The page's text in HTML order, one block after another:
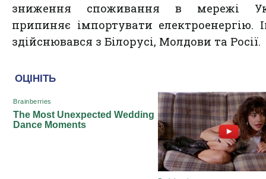
зниження споживання в мережі
припиняє імпортувати електроенергію.
здійснювався з Білорусі, Молдови та Росії.